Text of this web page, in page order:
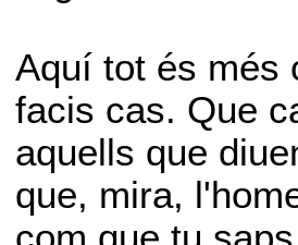
Aquí tot és més
facis cas. Que
aquells que
que, mira,